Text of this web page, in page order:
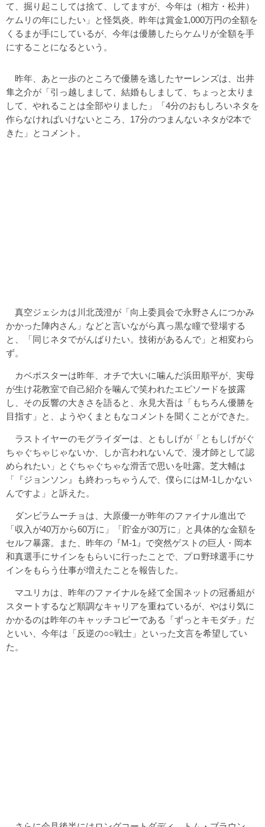
て、掘り起こしては捨て、してますが、今年は（相方・松井）
ケムリの年にしたい」と怪気炎。昨年は賞金1,000万円の全額を
くるまが手にしているが、今年は優勝したらケムリが全額を手
にすることになるという。
昨年、あと一歩のところで優勝を逃したヤーレンズは、出井
隼之介が「引っ越しまして、結婚もしまして、ちょっと太りま
して、やれることは全部やりました」「4分のおもしろいネタを
作らなければいけないところ、17分のつまんないネタが2本で
きた」とコメント。
真空ジェシカは川北茂澄が「向上委員会で永野さんにつかみ
かかった陣内さん」などと言いながら真っ黒な瞳で登場する
と、「同じネタでがんばりたい。技術があるんで」と相変わら
ず。
カベポスターは昨年、オチで大いに噛んだ浜田順平が、実母
が生け花教室で自己紹介を噛んで笑われたエピソードを披露
し、その反響の大きさを語ると、永見大吾は「もちろん優勝を
目指す」と、ようやくまともなコメントを聞くことができた。
ラストイヤーのモグライダーは、ともしげが「ともしげがぐ
ちゃぐちゃじゃないか、しか言われないんで、漫才師として認
められたい」とぐちゃぐちゃな滑舌で思いを吐露。芝大輔は
「『ジョンソン』も終わっちゃうんで、僕らにはM-1しかない
んですよ」と訴えた。
ダンビラムーチョは、大原優一が昨年のファイナル進出で
「収入が40万から60万に」「貯金が30万に」と具体的な金額を
セルフ暴露。また、昨年の『M-1』で突然ゲストの巨人・岡本
和真選手にサインをもらいに行ったことで、プロ野球選手にサ
インをもらう仕事が増えたことを報告した。
マユリカは、昨年のファイナルを経て全国ネットの冠番組が
スタートするなど順調なキャリアを重ねているが、やはり気に
かかるのは昨年のキャッチコピーである「ずっとキモダチ」だ
といい、今年は「反逆の○○戦士」といった文言を希望してい
た。